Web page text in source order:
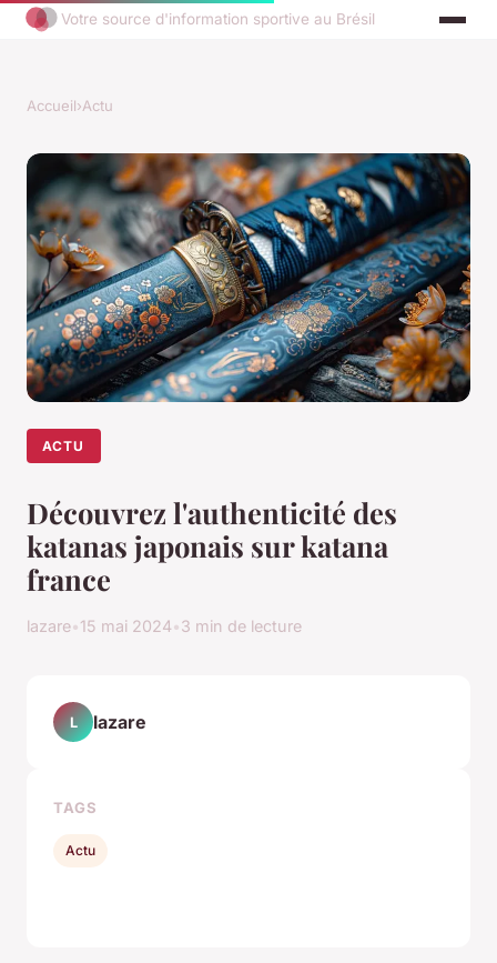
Votre source d'information sportive au Brésil
Accueil›Actu
ACTU
Découvrez l'authenticité des
katanas japonais sur katana
france
lazare•15 mai 2024•3 min de lecture
L lazare
TAGS
Actu